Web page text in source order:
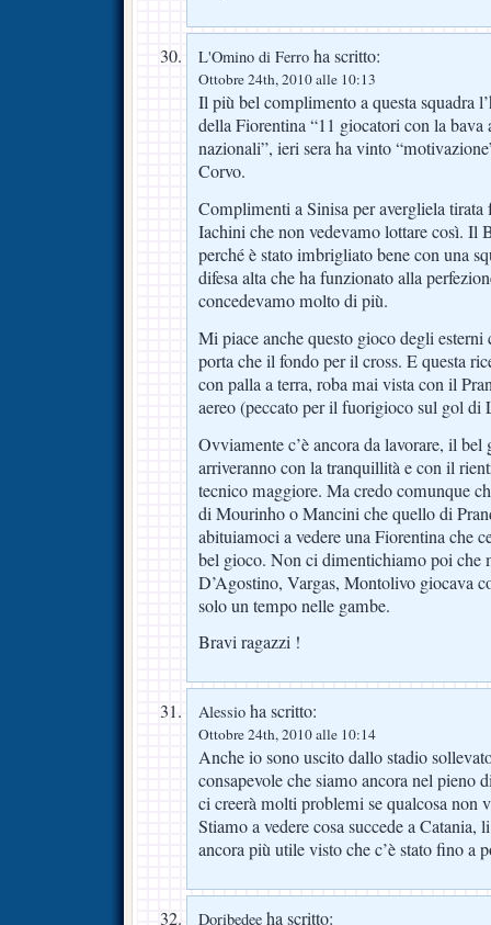
L'Omino di Ferro ha scritto:
Ottobre 24th, 2010 alle 10:13
Il più bel complimento a questa squadra
della Fiorentina “11 giocatori con la bava
nazionali”, ieri sera ha vinto
Corvo.
Complimenti a Sinisa per avergliela
Iachini che non vedevamo lottare così. Il
perché è stato imbrigliato bene con una
difesa alta che ha funzionato alla
concedevamo molto di più.
Mi piace anche questo gioco degli
porta che il fondo per il cross. E questa
con palla a terra, roba mai vista con il
aereo (peccato per il fuorigioco sul gol di
Ovviamente c’è ancora da lavorare, il bel
arriveranno con la tranquillità e con il
tecnico maggiore. Ma credo comunque
di Mourinho o Mancini che quello di
abituiamoci a vedere una Fiorentina che
bel gioco. Non ci dimentichiamo poi che
D’Agostino, Vargas, Montolivo giocava
solo un tempo nelle gambe.
Bravi ragazzi !
Alessio ha scritto:
Ottobre 24th, 2010 alle 10:14
Anche io sono uscito dallo stadio
consapevole che siamo ancora nel pieno
ci creerà molti problemi se qualcosa non
Stiamo a vedere cosa succede a Catania,
ancora più utile visto che c’è stato fino a
Doribedee ha scritto: